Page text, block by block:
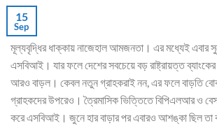
15
Sep
মূল্যবৃদ্ধির ধাক্কায় নাজেহাল আমজনতা। এর মধ্যেই এবার
এসবিআই। যার ফলে দেশের সবচেয়ে বড় রাষ্ট্রায়ত্ত
আরও বাড়ল। কেবল নতুন গ্রাহকরাই নন, এর ফলে বাড়তি
গ্রাহকদের উপরেও। ত্রৈমাসিক ভিত্তিতে বিপিএলআর ও
করে এসবিআই। জুনে হার বাড়ার পর এবারও আশঙ্কা ছিল তা